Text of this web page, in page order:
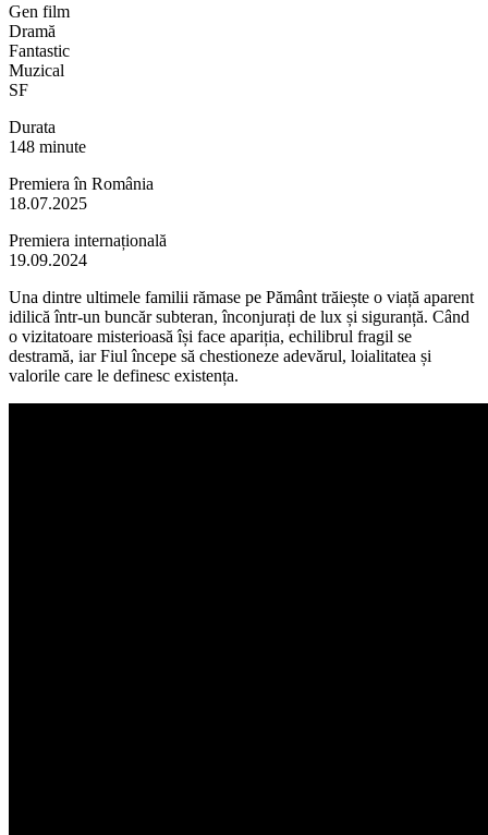
Gen film
Dramă
Fantastic
Muzical
SF
Durata
148 minute
Premiera în România
18.07.2025
Premiera internațională
19.09.2024
Una dintre ultimele familii rămase pe Pământ trăiește o viață aparent
idilică într-un buncăr subteran, înconjurați de lux și siguranță. Când
o vizitatoare misterioasă își face apariția, echilibrul fragil se
destramă, iar Fiul începe să chestioneze adevărul, loialitatea și
valorile care le definesc existența.